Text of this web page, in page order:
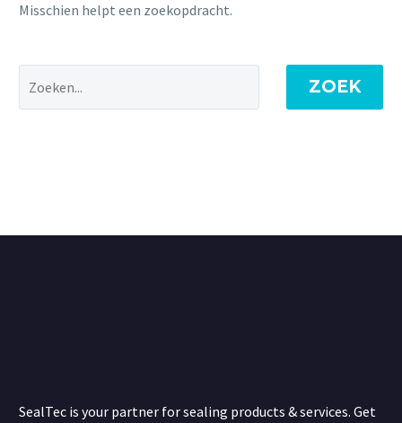
Misschien helpt een zoekopdracht.
ZOEK
SealTec is your partner for sealing products & services. Get